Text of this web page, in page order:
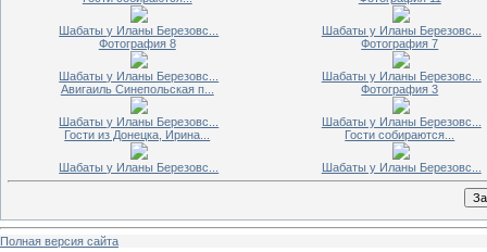
Шабаты у Иланы Березовс...
Шабаты у Иланы Березовс...
Фотография 8
Шабаты у Иланы Березовс...
Фотография 7
Шабаты у Иланы Березовс...
Авигаиль Синепольская п...
Шабаты у Иланы Березовс...
Фотография 3
Шабаты у Иланы Березовс...
Гости из Донецка, Ирина...
Шабаты у Иланы Березовс...
Гости собираются...
Шабаты у Иланы Березовс...
Полная версия сайта